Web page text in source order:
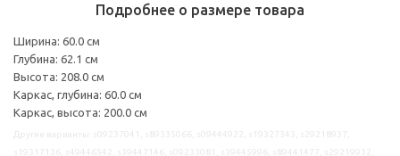
Подробнее о размере товара
Ширина: 60.0 см
Глубина: 62.1 см
Высота: 208.0 см
Каркас, глубина: 60.0 см
Каркас, высота: 200.0 см